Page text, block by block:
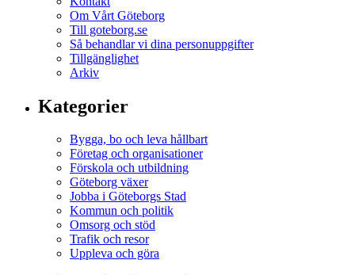
Om Vårt Göteborg
Till goteborg.se
Så behandlar vi dina personuppgifter
Tillgänglighet
Arkiv
Kategorier
Bygga, bo och leva hållbart
Företag och organisationer
Förskola och utbildning
Göteborg växer
Jobba i Göteborgs Stad
Kommun och politik
Omsorg och stöd
Trafik och resor
Uppleva och göra